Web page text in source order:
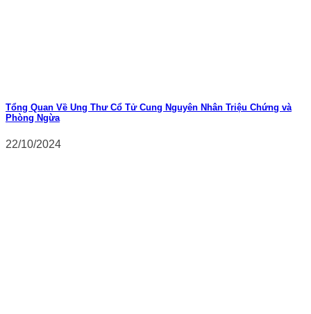
Tổng Quan Về Ung Thư Cổ Tử Cung Nguyên Nhân Triệu Chứng và
Phòng Ngừa
22/10/2024